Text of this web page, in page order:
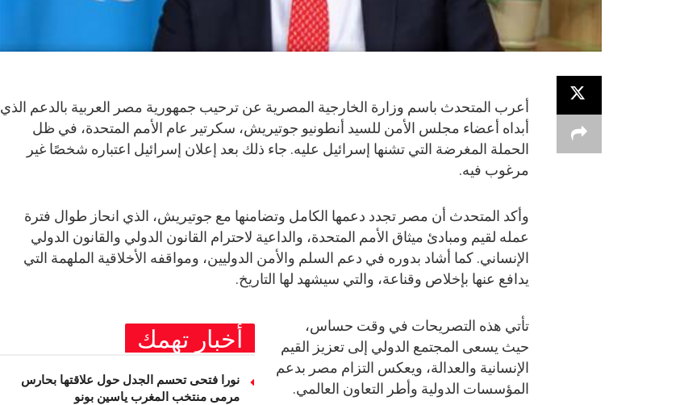
أعرب المتحدث باسم وزارة الخارجية المصرية عن ترحيب جمهورية مصر العربية بالدعم الذي
أبداه أعضاء مجلس الأمن للسيد أنطونيو جوتيريش، سكرتير عام الأمم المتحدة، في ظل
الحملة المغرضة التي تشنها إسرائيل عليه. جاء ذلك بعد إعلان إسرائيل اعتباره شخصًا غير
مرغوب فيه.
وأكد المتحدث أن مصر تجدد دعمها الكامل وتضامنها مع جوتيريش، الذي انحاز طوال فترة
عمله لقيم ومبادئ ميثاق الأمم المتحدة، والداعية لاحترام القانون الدولي والقانون الدولي
الإنساني. كما أشاد بدوره في دعم السلم والأمن الدوليين، ومواقفه الأخلاقية الملهمة التي
يدافع عنها بإخلاص وقناعة، والتي سيشهد لها التاريخ.
أخبار تهمك
نورا فتحى تحسم الجدل حول علاقتها بحارس
مرمى منتخب المغرب ياسين بونو ‏
تأتي هذه التصريحات في وقت حساس،
حيث يسعى المجتمع الدولي إلى تعزيز القيم
الإنسانية والعدالة، ويعكس التزام مصر بدعم
المؤسسات الدولية وأطر التعاون العالمي.